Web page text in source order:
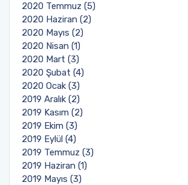
2020 Temmuz (5)
2020 Haziran (2)
2020 Mayıs (2)
2020 Nisan (1)
2020 Mart (3)
2020 Şubat (4)
2020 Ocak (3)
2019 Aralık (2)
2019 Kasım (2)
2019 Ekim (3)
2019 Eylül (4)
2019 Temmuz (3)
2019 Haziran (1)
2019 Mayıs (3)